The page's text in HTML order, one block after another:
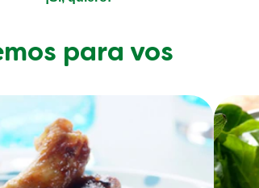
para vos